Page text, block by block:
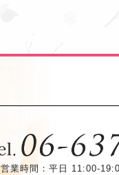
営業時間：平日 11:00-